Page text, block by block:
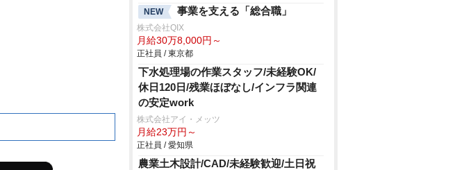
NEW
事業を支える「総合職」
株式会社QIX
月給30万8,000円～
正社員 / 東京都
下水処理場の作業スタッフ/未経験OK/
休日120日/残業ほぼなし/インフラ関連
の安定work
株式会社アイ・メッツ
月給23万円～
正社員 / 愛知県
農業土木設計/CAD/未経験歓迎/土日祝